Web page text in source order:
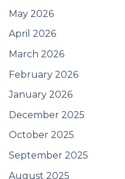
May 2026
April 2026
March 2026
February 2026
January 2026
December 2025
October 2025
September 2025
August 2025